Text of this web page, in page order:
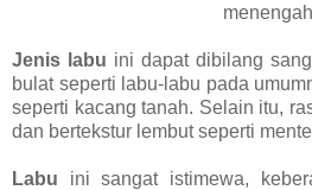
Jenis labu ini dapat dibilang
bulat seperti labu-labu pada
seperti kacang tanah. Selain itu,
dan bertekstur lembut seperti
Labu ini sangat istimewa,